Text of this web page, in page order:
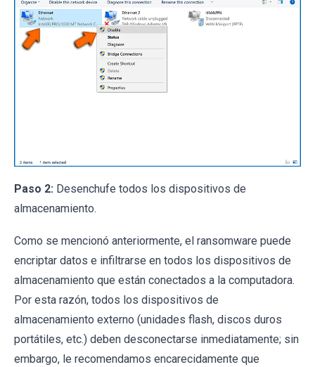
Paso 2: Desenchufe todos los dispositivos de
almacenamiento.
Como se mencionó anteriormente, el ransomware puede
encriptar datos e infiltrarse en todos los dispositivos de
almacenamiento que están conectados a la computadora.
Por esta razón, todos los dispositivos de
almacenamiento externo (unidades flash, discos duros
portátiles, etc.) deben desconectarse inmediatamente; sin
embargo, le recomendamos encarecidamente que